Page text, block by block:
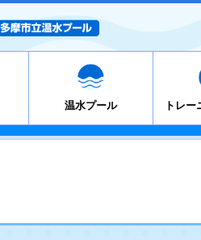
温水プール トレ